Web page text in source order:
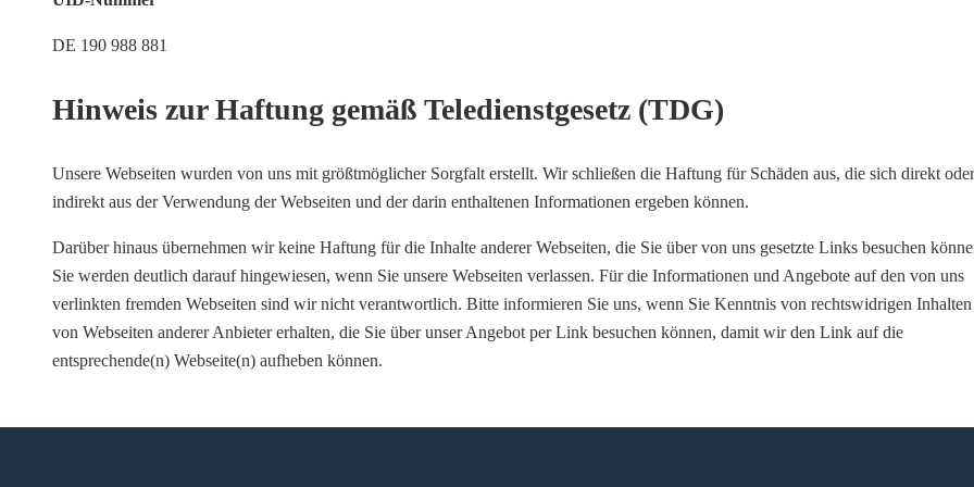
DE 190 988 881
Hinweis zur Haftung gemäß Teledienstgesetz (TDG)
Unsere Webseiten wurden von uns mit größtmöglicher Sorgfalt erstellt. Wir schließen die Haftung für Schäden aus, die sich direkt oder
indirekt aus der Verwendung der Webseiten und der darin enthaltenen Informationen ergeben können.
Darüber hinaus übernehmen wir keine Haftung für die Inhalte anderer Webseiten, die Sie über von uns gesetzte Links besuchen
Sie werden deutlich darauf hingewiesen, wenn Sie unsere Webseiten verlassen. Für die Informationen und Angebote auf den von uns
verlinkten fremden Webseiten sind wir nicht verantwortlich. Bitte informieren Sie uns, wenn Sie Kenntnis von rechtswidrigen Inhalten
von Webseiten anderer Anbieter erhalten, die Sie über unser Angebot per Link besuchen können, damit wir den Link auf die
entsprechende(n) Webseite(n) aufheben können.